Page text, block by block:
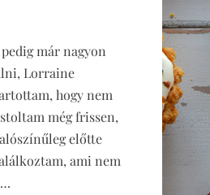
már nagyon
Lorraine
hogy nem
még frissen,
előtte
ami nem